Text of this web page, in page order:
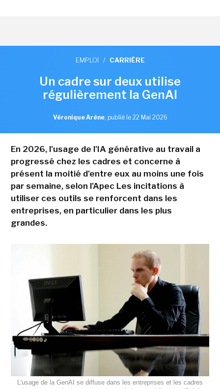
EMPLOI / CARRIÈRE
Un cadre sur deux utilise
régulièrement la GenAI
Véronique Arène, publié le 22 Mai 2026
En 2026, l'usage de l'IA générative au travail a
progressé chez les cadres et concerne à
présent la moitié d'entre eux au moins une fois
par semaine, selon l'Apec Les incitations à
utiliser ces outils se renforcent dans les
entreprises, en particulier dans les plus
grandes.
L'usage de la GenAI se diffuse dans les entreprises et les cadres